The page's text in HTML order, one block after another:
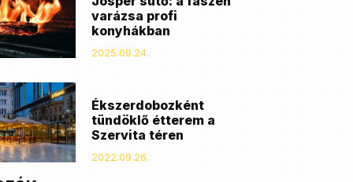
varázsa profi
konyhákban
2025.09.24.
Ékszerdobozként
tündöklő étterem a
Szervita téren
2022.09.26.